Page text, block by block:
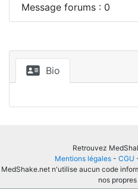
Message forums : 0
Bio
Retrouvez
Mentions légales - CGU
MedShake.net n'utilise aucun code
nos